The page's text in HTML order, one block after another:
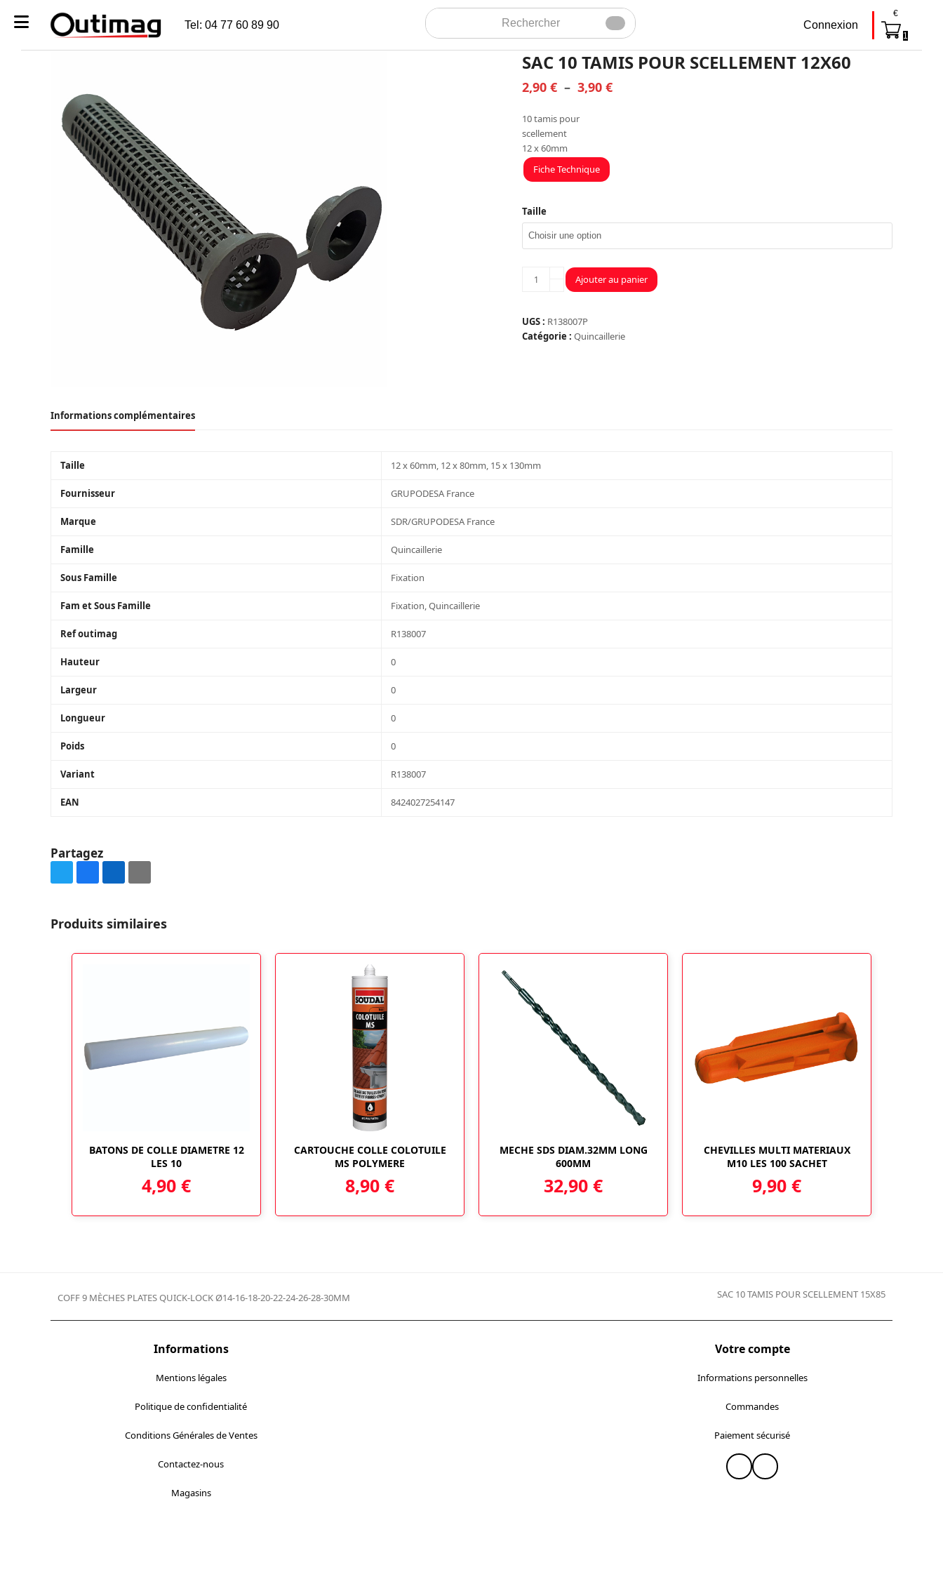
Tel: 04 77 60 89 90
Rechercher
Envoyer Connexion
€
1
SAC 10 TAMIS POUR SCELLEMENT 12X60
2,90 € – 3,90 €Plage
10 tamis pour
scellement
12 x 60mm
Fiche Technique
Taille
10
TAMIS
Ajouter au panier
UGS : R138007P
Catégorie : Quincaillerie
Informations complémentaires
Taille 12 x 60mm, 12 x 80mm, 15 x 130mm
Fournisseur GRUPODESA France
Marque SDR/GRUPODESA France
Famille Quincaillerie
Sous Famille Fixation
Fam et Sous Famille Fixation, Quincaillerie
Ref outimag R138007
Hauteur 0
Largeur 0
Longueur 0
Poids 0
Variant R138007
EAN 8424027254147
Partagez
Share
Twitter
Share
Facebook
Share
LinkedIn
Share
Email
Produits similaires
BATONS DE COLLE DIAMETRE 12
LES 10
4,90 €
CARTOUCHE COLLE COLOTUILE
MS POLYMERE
8,90 €
MECHE SDS DIAM.32MM LONG
600MM
32,90 €
CHEVILLES MULTI MATERIAUX
M10 LES 100 SACHET
9,90 €
previous
post:
COFF 9 MÈCHES PLATES QUICK-LOCK Ø14-16-18-20-22-24-26-28-30MM
next
SAC 10 TAMIS POUR SCELLEMENT 15X85
Informations
Mentions légales
Politique de confidentialité
Conditions Générales de Ventes
Contactez-nous
Magasins
Votre compte
Informations personnelles
Commandes
Paiement sécurisé
InstagramFacebook